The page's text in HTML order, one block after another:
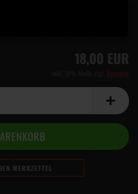
18,00 EUR
Versand
MERKZETTEL